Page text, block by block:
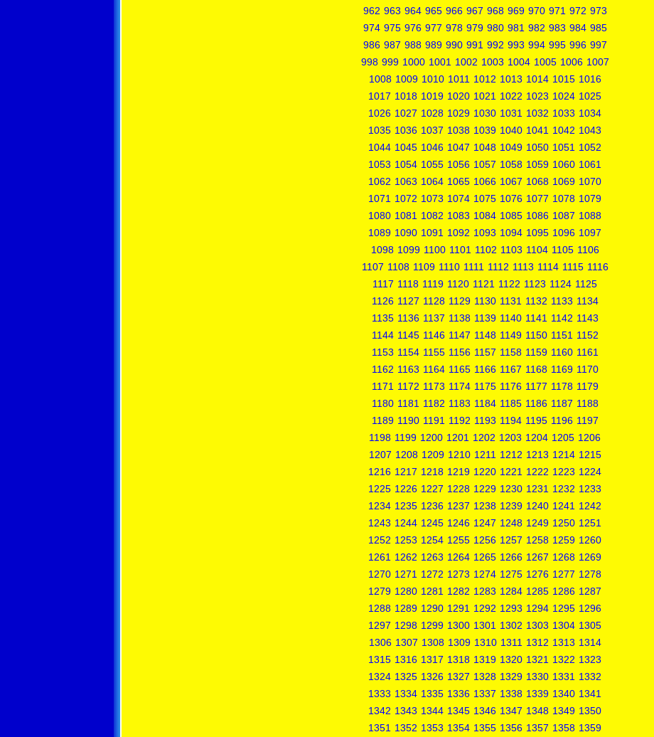
962 963 964 965 966 967 968 969 970 971 972 973
974 975 976 977 978 979 980 981 982 983 984 985
986 987 988 989 990 991 992 993 994 995 996 997
998 999 1000 1001 1002 1003 1004 1005 1006 1007
1008 1009 1010 1011 1012 1013 1014 1015 1016
1017 1018 1019 1020 1021 1022 1023 1024 1025
1026 1027 1028 1029 1030 1031 1032 1033 1034
1035 1036 1037 1038 1039 1040 1041 1042 1043
1044 1045 1046 1047 1048 1049 1050 1051 1052
1053 1054 1055 1056 1057 1058 1059 1060 1061
1062 1063 1064 1065 1066 1067 1068 1069 1070
1071 1072 1073 1074 1075 1076 1077 1078 1079
1080 1081 1082 1083 1084 1085 1086 1087 1088
1089 1090 1091 1092 1093 1094 1095 1096 1097
1098 1099 1100 1101 1102 1103 1104 1105 1106
1107 1108 1109 1110 1111 1112 1113 1114 1115 1116
1117 1118 1119 1120 1121 1122 1123 1124 1125
1126 1127 1128 1129 1130 1131 1132 1133 1134
1135 1136 1137 1138 1139 1140 1141 1142 1143
1144 1145 1146 1147 1148 1149 1150 1151 1152
1153 1154 1155 1156 1157 1158 1159 1160 1161
1162 1163 1164 1165 1166 1167 1168 1169 1170
1171 1172 1173 1174 1175 1176 1177 1178 1179
1180 1181 1182 1183 1184 1185 1186 1187 1188
1189 1190 1191 1192 1193 1194 1195 1196 1197
1198 1199 1200 1201 1202 1203 1204 1205 1206
1207 1208 1209 1210 1211 1212 1213 1214 1215
1216 1217 1218 1219 1220 1221 1222 1223 1224
1225 1226 1227 1228 1229 1230 1231 1232 1233
1234 1235 1236 1237 1238 1239 1240 1241 1242
1243 1244 1245 1246 1247 1248 1249 1250 1251
1252 1253 1254 1255 1256 1257 1258 1259 1260
1261 1262 1263 1264 1265 1266 1267 1268 1269
1270 1271 1272 1273 1274 1275 1276 1277 1278
1279 1280 1281 1282 1283 1284 1285 1286 1287
1288 1289 1290 1291 1292 1293 1294 1295 1296
1297 1298 1299 1300 1301 1302 1303 1304 1305
1306 1307 1308 1309 1310 1311 1312 1313 1314
1315 1316 1317 1318 1319 1320 1321 1322 1323
1324 1325 1326 1327 1328 1329 1330 1331 1332
1333 1334 1335 1336 1337 1338 1339 1340 1341
1342 1343 1344 1345 1346 1347 1348 1349 1350
1351 1352 1353 1354 1355 1356 1357 1358 1359